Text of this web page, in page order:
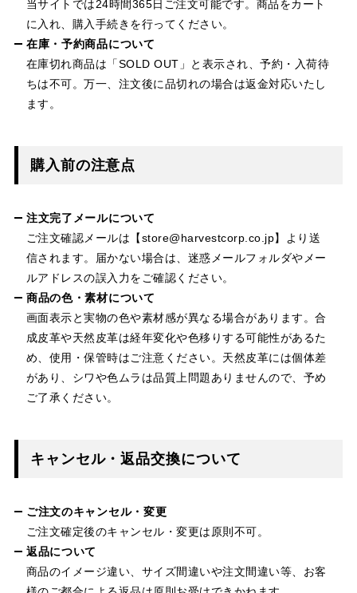
当サイトでは24時間365日ご注文可能です。商品をカート
に入れ、購入手続きを行ってください。
在庫・予約商品について
在庫切れ商品は「SOLD OUT」と表示され、予約・入荷待
ちは不可。万一、注文後に品切れの場合は返金対応いたし
ます。
購入前の注意点
注文完了メールについて
ご注文確認メールは【store@harvestcorp.co.jp】より送
信されます。届かない場合は、迷惑メールフォルダやメー
ルアドレスの誤入力をご確認ください。
商品の色・素材について
画面表示と実物の色や素材感が異なる場合があります。合
成皮革や天然皮革は経年変化や色移りする可能性があるた
め、使用・保管時はご注意ください。天然皮革には個体差
があり、シワや色ムラは品質上問題ありませんので、予め
ご了承ください。
キャンセル・返品交換について
ご注文のキャンセル・変更
ご注文確定後のキャンセル・変更は原則不可。
返品について
商品のイメージ違い、サイズ間違いや注文間違い等、お客